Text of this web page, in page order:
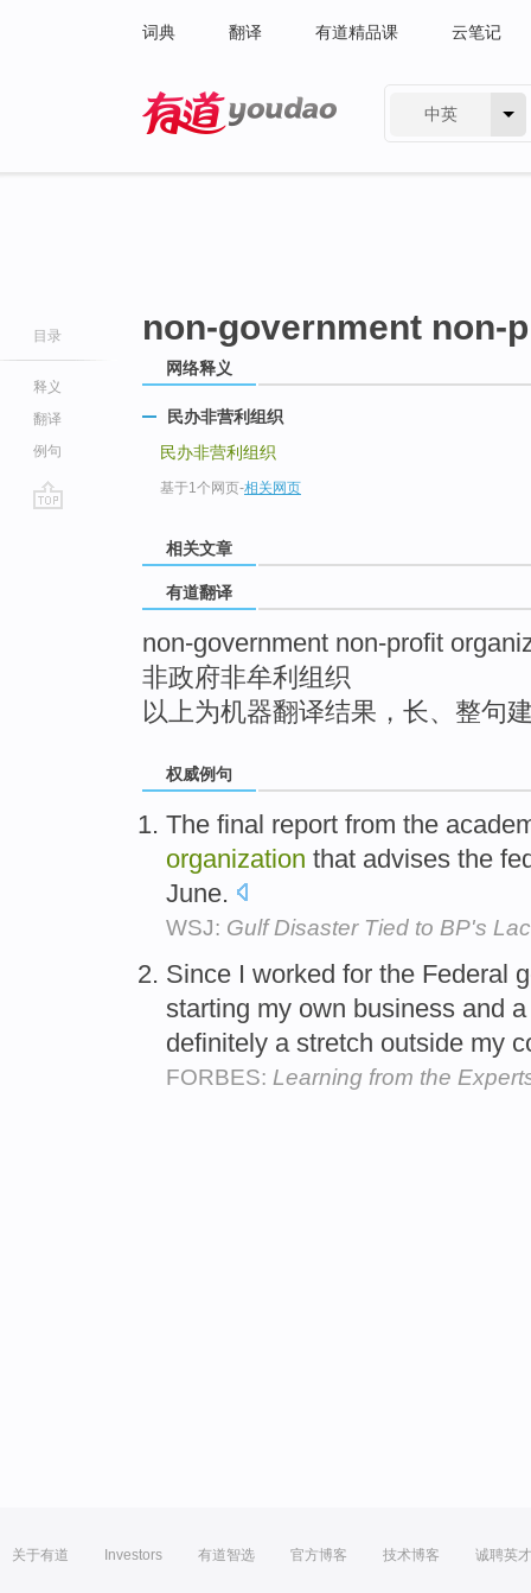
词典 翻译 有道精品课 云笔记
中英
目录
释义
翻译
例句
non-government non-
网络释义
民办非营利组织
民办非营利组织
基于1个网页-相关网页
相关文章
有道翻译
non-government non-profit
非政府非牟利组织
以上为机器翻译结果，长、整句
权威例句
The final report from the
organization that advises the
June.
WSJ: Gulf Disaster Tied to BP's
Since I worked for the Federal
starting my own business and
definitely a stretch outside my
FORBES: Learning from the
关于有道 Investors 有道智选 官方博客 技术博客 诚聘英才